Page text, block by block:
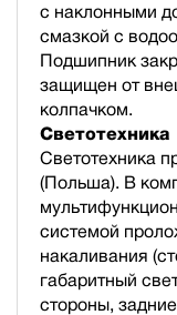
с наклонными
смазкой с
Подшипник
защищен от
колпачком.
Светотехника
Светотехника
(Польша). В
cистемой
накаливания
габаритный
стороны,